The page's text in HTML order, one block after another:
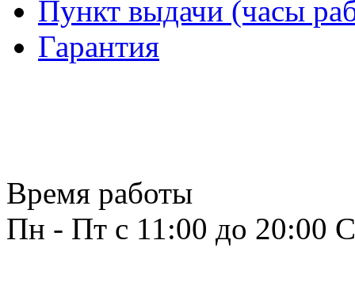
Пункт выдачи (часы
Гарантия
Время работы
Пн - Пт с 11:00 до 20:00